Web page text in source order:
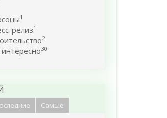
1
релиз1
2
30
Самые